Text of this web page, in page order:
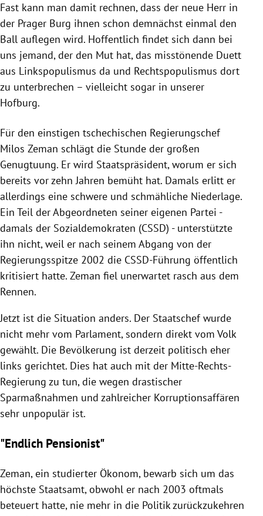
Fast kann man damit rechnen, dass der neue Herr in
der Prager Burg ihnen schon demnächst einmal den
Ball auflegen wird. Hoffentlich findet sich dann bei
uns jemand, der den Mut hat, das misstönende Duett
aus Linkspopulismus da und Rechtspopulismus dort
zu unterbrechen – vielleicht sogar in unserer
Hofburg.
Für den einstigen tschechischen Regierungschef
Milos Zeman schlägt die Stunde der großen
Genugtuung. Er wird Staatspräsident, worum er sich
bereits vor zehn Jahren bemüht hat. Damals erlitt er
allerdings eine schwere und schmähliche Niederlage.
Ein Teil der Abgeordneten seiner eigenen Partei -
damals der Sozialdemokraten (CSSD) - unterstützte
ihn nicht, weil er nach seinem Abgang von der
Regierungsspitze 2002 die CSSD-Führung öffentlich
kritisiert hatte. Zeman fiel unerwartet rasch aus dem
Rennen.
Jetzt ist die Situation anders. Der Staatschef wurde
nicht mehr vom Parlament, sondern direkt vom Volk
gewählt. Die Bevölkerung ist derzeit politisch eher
links gerichtet. Dies hat auch mit der Mitte-Rechts-
Regierung zu tun, die wegen drastischer
Sparmaßnahmen und zahlreicher Korruptionsaffären
sehr unpopulär ist.
"Endlich Pensionist"
Zeman, ein studierter Ökonom, bewarb sich um das
höchste Staatsamt, obwohl er nach 2003 oftmals
beteuert hatte, nie mehr in die Politik zurückzukehren